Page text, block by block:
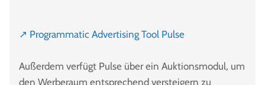
↗ Programmatic Advertising Tool Pulse
Außerdem verfügt Pulse über ein Auktionsmodul, um
den Werberaum entsprechend versteigern zu